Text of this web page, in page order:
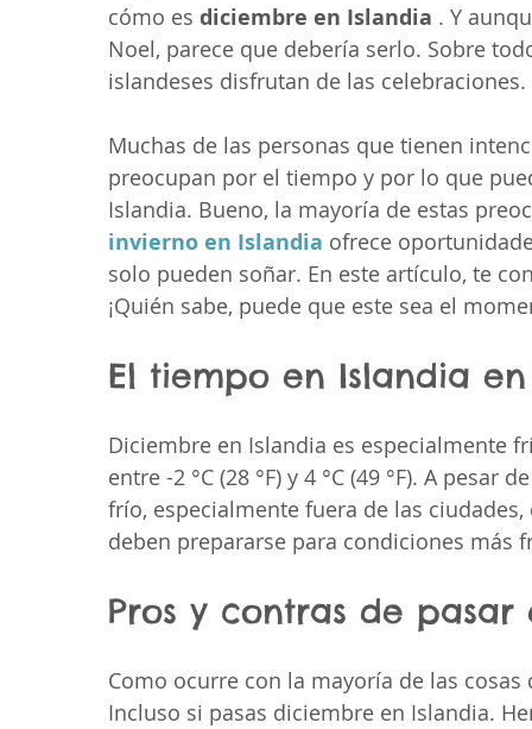
cómo es diciembre en Islandia . Y
Noel, parece que debería serlo. Sobre
islandeses disfrutan de las celebraciones.
Muchas de las personas que tienen
preocupan por el tiempo y por lo que
Islandia. Bueno, la mayoría de estas
invierno en Islandia ofrece
solo pueden soñar. En este artículo, te
¡Quién sabe, puede que este sea el
El tiempo en Islandia
Diciembre en Islandia es especialmente
entre -2 °C (28 °F) y 4 °C (49 °F). A
frío, especialmente fuera de las
deben prepararse para condiciones más
Pros y contras de
Como ocurre con la mayoría de las
Incluso si pasas diciembre en Islandia.